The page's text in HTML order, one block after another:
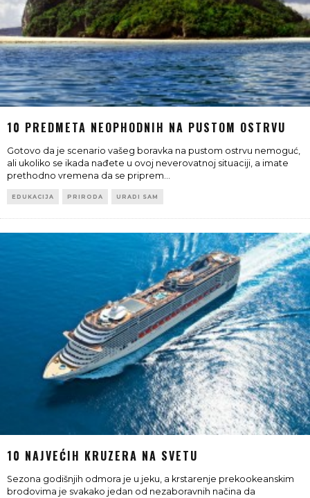
10 PREDMETA NEOPHODNIH NA PUSTOM OSTRVU
Gotovo da je scenario vašeg boravka na pustom ostrvu nemoguć,
ali ukoliko se ikada nađete u ovoj neverovatnoj situaciji, a imate
prethodno vremena da se priprem
EDUKACIJA PRIRODA URADI SAM
10 NAJVEĆIH KRUZERA NA SVETU
Sezona godišnjih odmora je u jeku, a krstarenje prekookeanskim
brodovima je svakako jedan od nezaboravnih načina da